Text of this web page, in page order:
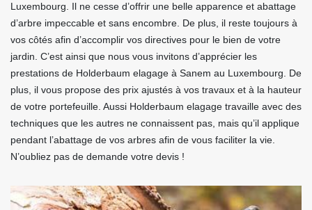
Luxembourg. Il ne cesse d’offrir une belle apparence et abattage
d’arbre impeccable et sans encombre. De plus, il reste toujours à
vos côtés afin d’accomplir vos directives pour le bien de votre
jardin. C’est ainsi que nous vous invitons d’apprécier les
prestations de Holderbaum elagage à Sanem au Luxembourg. De
plus, il vous propose des prix ajustés à vos travaux et à la hauteur
de votre portefeuille. Aussi Holderbaum elagage travaille avec des
techniques que les autres ne connaissent pas, mais qu’il applique
pendant l’abattage de vos arbres afin de vous faciliter la vie.
N’oubliez pas de demande votre devis !